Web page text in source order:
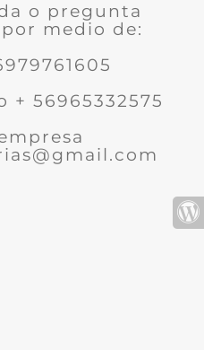
o pregunta
medio de:
+ 56965332575